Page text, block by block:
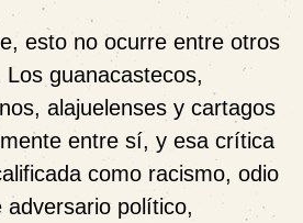
esto no ocurre entre otros
guanacastecos,
alajuelenses y cartagos
entre sí, y esa crítica
como racismo, odio
adversario político,